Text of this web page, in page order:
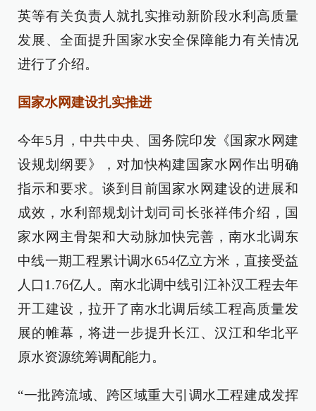
英等有关负责人就扎实推动新阶段水利高质量
发展、全面提升国家水安全保障能力有关情况
进行了介绍。
国家水网建设扎实推进
今年5月，中共中央、国务院印发《国家水网建
设规划纲要》，对加快构建国家水网作出明确
指示和要求。谈到目前国家水网建设的进展和
成效，水利部规划计划司司长张祥伟介绍，国
家水网主骨架和大动脉加快完善，南水北调东
中线一期工程累计调水654亿立方米，直接受益
人口1.76亿人。南水北调中线引江补汉工程去年
开工建设，拉开了南水北调后续工程高质量发
展的帷幕，将进一步提升长江、汉江和华北平
原水资源统筹调配能力。
“一批跨流域、跨区域重大引调水工程建成发挥